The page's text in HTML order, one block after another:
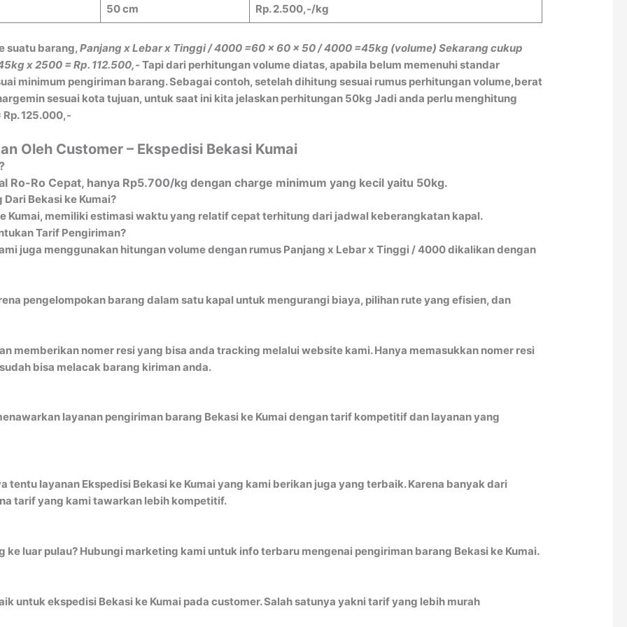
50 cm Rp. 2.500,-/kg
suatu barang,Panjang x Lebar x Tinggi / 4000 =60 x 60 x 50 / 4000 =45kg (volume) Sekarang cukup
x 2500 = Rp. 112.500,- Tapi dari perhitungan volume diatas, apabila belum memenuhi standar
minimum pengiriman barang. Sebagai contoh, setelah dihitung sesuai rumus perhitungan volume,berat
sesuai kota tujuan, untuk saat ini kita jelaskan perhitungan 50kg Jadi anda perlu menghitung
125.000,-
Oleh Customer – Ekspedisi Bekasi Kumai
Ro-Ro Cepat, hanya Rp5.700/kg dengan charge minimum yang kecil yaitu 50kg.
Bekasi ke Kumai?
Kumai, memiliki estimasi waktu yang relatif cepat terhitung dari jadwal keberangkatan kapal.
Tarif Pengiriman?
juga menggunakan hitungan volume dengan rumus Panjang x Lebar x Tinggi / 4000 dikalikan dengan
pengelompokan barang dalam satu kapal untuk mengurangi biaya, pilihan rute yang efisien, dan
memberikan nomer resi yang bisa anda tracking melalui website kami. Hanya memasukkan nomer resi
bisa melacak barang kiriman anda.
layanan pengiriman barang Bekasi ke Kumai dengan tarif kompetitif dan layanan yang
tentu layanan Ekspedisi Bekasi ke Kumai yang kami berikan juga yang terbaik. Karena banyak dari
tarif yang kami tawarkan lebih kompetitif.
luar pulau? Hubungi marketing kami untuk info terbaru mengenai pengiriman barang Bekasi ke Kumai.
untuk ekspedisi Bekasi ke Kumai pada customer. Salah satunya yakni tarif yang lebih murah